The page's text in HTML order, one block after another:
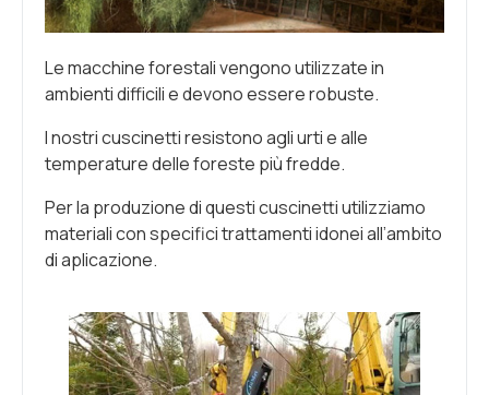
Le macchine forestali vengono utilizzate in
ambienti difficili e devono essere robuste.
I nostri cuscinetti resistono agli urti e alle
temperature delle foreste più fredde.
Per la produzione di questi cuscinetti utilizziamo
materiali con specifici trattamenti idonei all’ambito
di aplicazione.